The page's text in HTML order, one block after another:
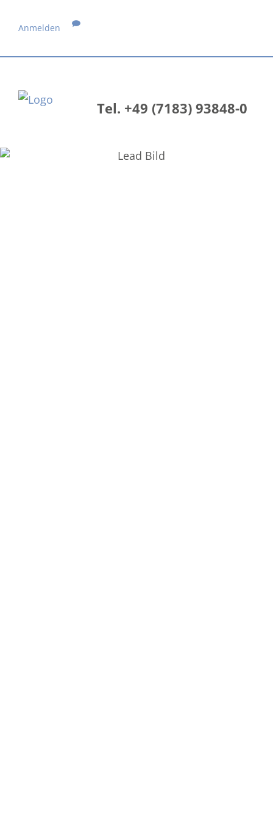
Anmelden
Tel. +49 (7183) 93848-0